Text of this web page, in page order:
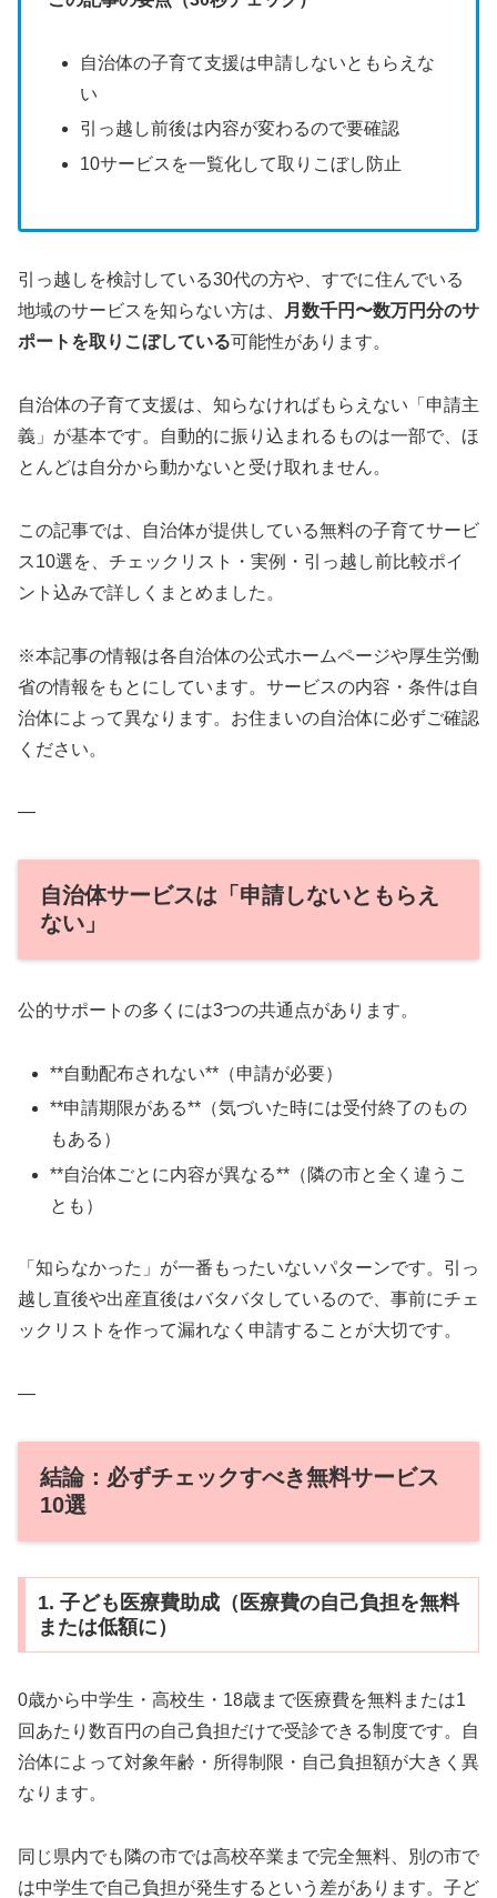
自治体の子育て支援は申請しないともらえな
い
引っ越し前後は内容が変わるので要確認
10サービスを一覧化して取りこぼし防止
引っ越しを検討している30代の方や、すでに住んでいる
地域のサービスを知らない方は、
月数千円〜数万円分のサ
ポートを取りこぼしている可能性があります。
自治体の子育て支援は、知らなければもらえない「申請主
義」が基本です。自動的に振り込まれるものは一部で、ほ
とんどは自分から動かないと受け取れません。
この記事では、自治体が提供している無料の子育てサービ
ス10選を、チェックリスト・実例・引っ越し前比較ポイ
ント込みで詳しくまとめました。
※本記事の情報は各自治体の公式ホームページや厚生労働
省の情報をもとにしています。サービスの内容・条件は自
治体によって異なります。お住まいの自治体に必ずご確認
ください。
—
自治体サービスは「申請しないともらえ
ない」
公的サポートの多くには3つの共通点があります。
**自動配布されない**（申請が必要）
**申請期限がある**（気づいた時には受付終了のもの
もある）
**自治体ごとに内容が異なる**（隣の市と全く違うこ
とも）
「知らなかった」が一番もったいないパターンです。引っ
越し直後や出産直後はバタバタしているので、事前にチェ
ックリストを作って漏れなく申請することが大切です。
—
結論：必ずチェックすべき無料サービス
10選
1. 子ども医療費助成（医療費の自己負担を無料
または低額に）
0歳から中学生・高校生・18歳まで医療費を無料または1
回あたり数百円の自己負担だけで受診できる制度です。自
治体によって対象年齢・所得制限・自己負担額が大きく異
なります。
同じ県内でも隣の市では高校卒業まで完全無料、別の市で
は中学生で自己負担が発生するという差があります。子ど